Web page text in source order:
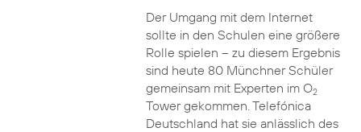
Der Umgang mit dem Internet
sollte in den Schulen eine größere
Rolle spielen – zu diesem Ergebnis
sind heute 80 Münchner Schüler
gemeinsam mit Experten im O2
Tower gekommen. Telefónica
Deutschland hat sie anlässlich des